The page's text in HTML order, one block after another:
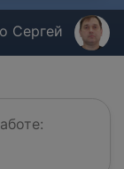
Сергей